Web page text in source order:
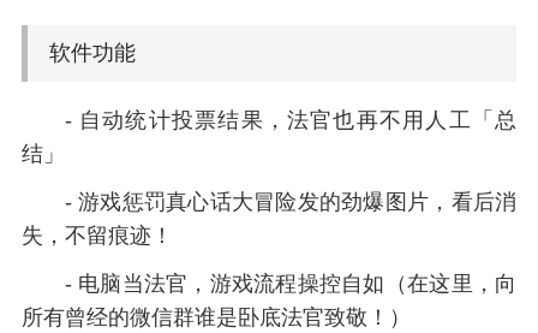
软件功能
- 自动统计投票结果，法官也再不用人工「总
结」
- 游戏惩罚真心话大冒险发的劲爆图片，看后消
失，不留痕迹！
- 电脑当法官，游戏流程操控自如（在这里，向
所有曾经的微信群谁是卧底法官致敬！）